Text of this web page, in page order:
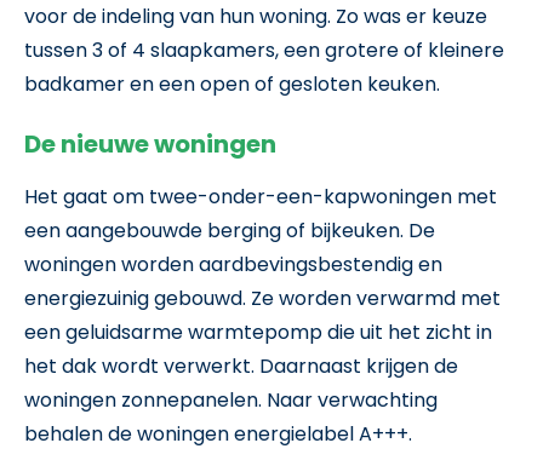
voor de indeling van hun woning. Zo was er keuze
tussen 3 of 4 slaapkamers, een grotere of kleinere
badkamer en een open of gesloten keuken.
De nieuwe woningen
Het gaat om twee-onder-een-kapwoningen met
een aangebouwde berging of bijkeuken. De
woningen worden aardbevingsbestendig en
energiezuinig gebouwd. Ze worden verwarmd met
een geluidsarme warmtepomp die uit het zicht in
het dak wordt verwerkt. Daarnaast krijgen de
woningen zonnepanelen. Naar verwachting
behalen de woningen energielabel A+++.